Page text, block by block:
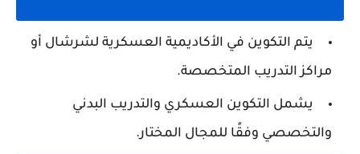
يتم التكوين في الأكاديمية العسكرية لشرشال أو
مراكز التدريب المتخصصة.
يشمل التكوين العسكري والتدريب البدني
والتخصصي وفقًا للمجال المختار.